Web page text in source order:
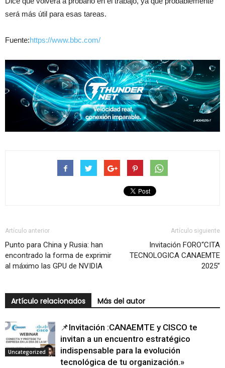
será más útil para esas tareas.
Fuente:https://www.bbc.com/
Artículo anterior
Punto para China y Rusia: han
encontrado la forma de exprimir
al máximo las GPU de NVIDIA
Artículo siguiente
Invitación FORO“CITA
TECNOLOGICA CANAEMTE
2025”
Artículo relacionados Más del autor
Uncategorized
📌Invitación :CANAEMTE y CISCO te
invitan a un encuentro estratégico
indispensable para la evolución
tecnológica de tu organización.»